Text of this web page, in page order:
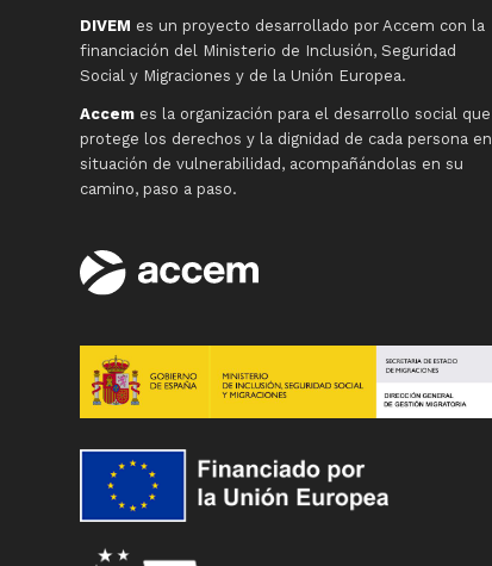
DIVEM es un proyecto desarrollado por Accem con la
financiación del Ministerio de Inclusión, Seguridad
Social y Migraciones y de la Unión Europea.
Accem es la organización para el desarrollo social que
protege los derechos y la dignidad de cada persona en
situación de vulnerabilidad, acompañándolas en su
camino, paso a paso.